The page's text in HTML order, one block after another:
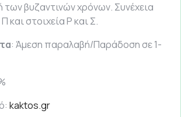
των βυζαντινών χρόνων. Συνέχεια
και στοιχεία Ρ και Σ.
: Άμεση παραλαβή/Παράδοση σε 1-
kaktos.gr